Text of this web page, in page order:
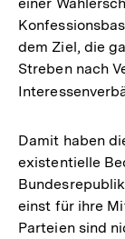
dem Ziel, die
Streben nach
Damit haben
existentielle
einst für ihre
Parteien sind